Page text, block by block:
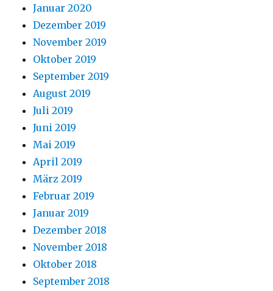
Januar 2020
Dezember 2019
November 2019
Oktober 2019
September 2019
August 2019
Juli 2019
Juni 2019
Mai 2019
April 2019
März 2019
Februar 2019
Januar 2019
Dezember 2018
November 2018
Oktober 2018
September 2018